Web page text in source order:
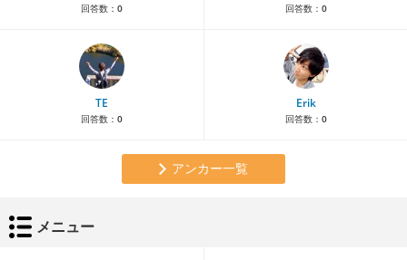
回答数： 0 回答数： 0
TE
回答数： 0
Erik
回答数： 0
アンカー一覧
メニュー